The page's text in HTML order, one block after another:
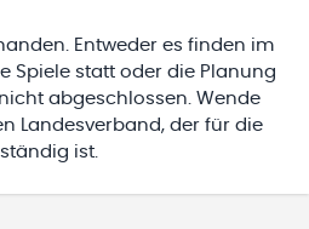
Entweder es finden im
Spiele statt oder die Planung
abgeschlossen. Wende
Landesverband, der für die
ist.